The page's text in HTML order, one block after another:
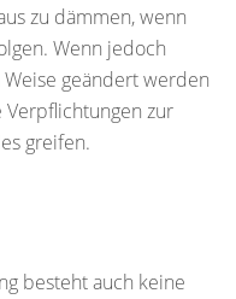
zu dämmen, wenn
Wenn jedoch
geändert werden
Verpflichtungen zur
greifen.
besteht auch keine